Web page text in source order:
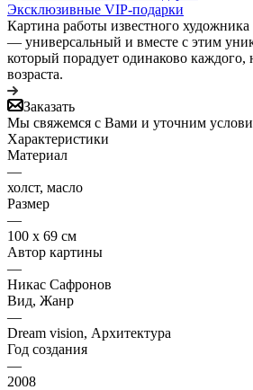
Эксклюзивные VIP-подарки
Картина работы известного художника
— универсальный и вместе с этим
который порадует одинаково каждого,
возраста.
Заказать
Мы свяжемся с Вами и уточним
Характеристики
Материал
—
холст, масло
Размер
—
100 х 69 см
Автор картины
—
Никас Сафронов
Вид, Жанр
—
Dream vision, Архитектура
Год создания
—
2008